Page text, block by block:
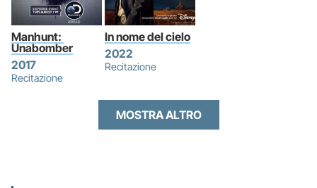
Manhunt:
Unabomber
2017
Recitazione
In nome del cielo
2022
Recitazione
MOSTRA ALTRO